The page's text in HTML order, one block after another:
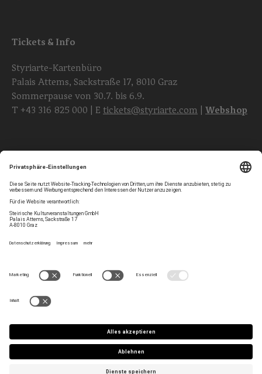
Tickets & Info
Styriarte-Kartenbüro
Palais Attems, Sackstraße 17, 8010 Graz
Sommerpause von 30.7. bis 6.9.
T +43 316 825 000 | E tickets@styriarte.com Webshop
Privatsphären-Einstellungen
Newsletter
Kontakt
Team
Jobs
Impressum
Datenschutz
Haltung